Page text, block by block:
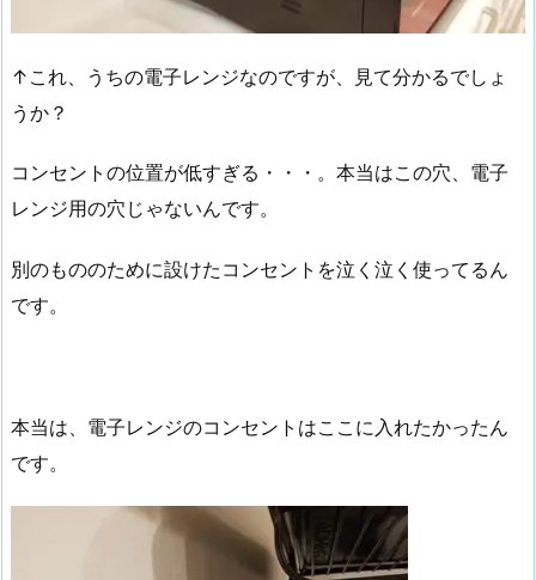
↑これ、うちの電子レンジなのですが、見て分かるでしょ
うか？
コンセントの位置が低すぎる・・・。本当はこの穴、電子
レンジ用の穴じゃないんです。
別のもののために設けたコンセントを泣く泣く使ってるん
です。
本当は、電子レンジのコンセントはここに入れたかったん
です。